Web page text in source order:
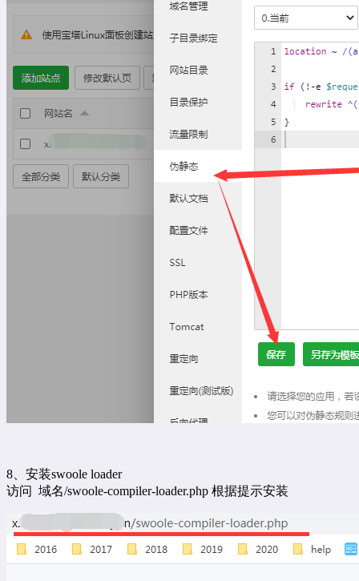
8、安装swoole loader
访问 域名/swoole-compiler-loader.php 根据提示安装